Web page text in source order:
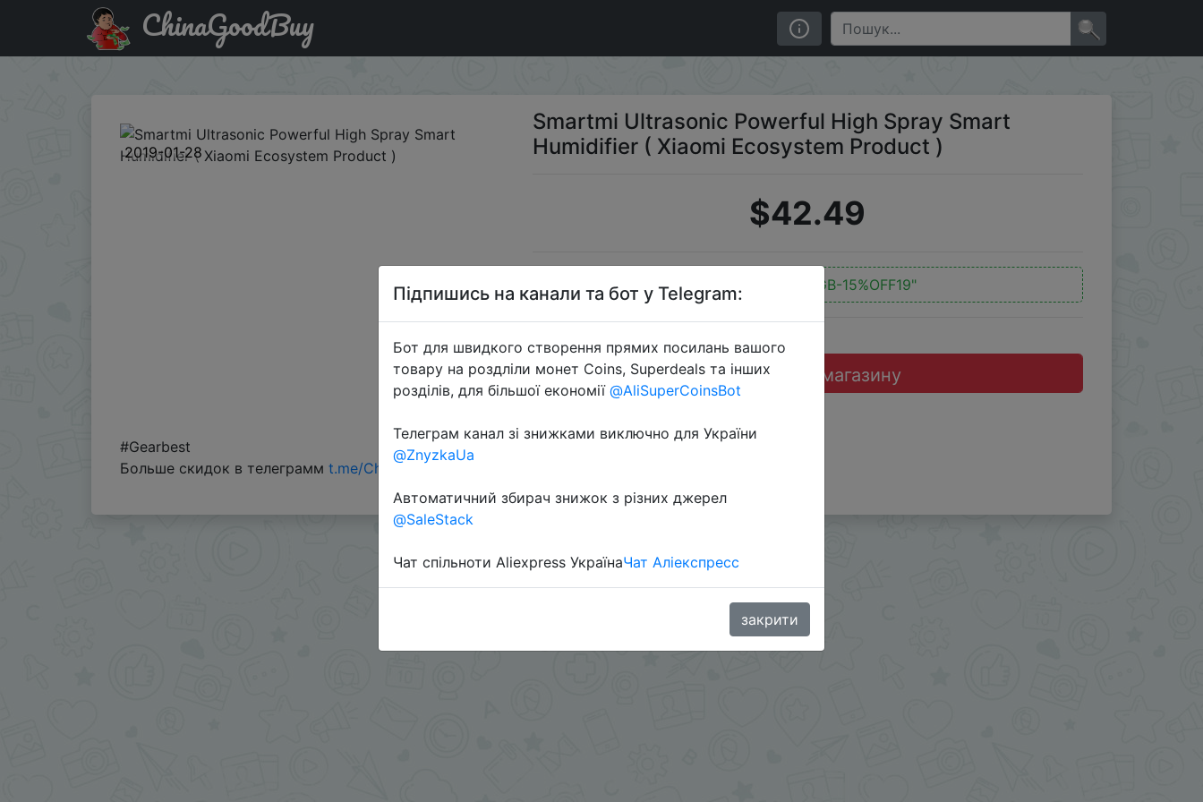
Код на знижку GB-15%OFF19 Smartmi Ultrasonic Powerful High Spray Smart Humidifier ( Xiaomi Ecosystem Product )
ChinaGoodBuy
2019-01-28
Smartmi Ultrasonic Powerful High Spray Smart
Humidifier ( Xiaomi Ecosystem Product )
$42.49
"GB-15%OFF19"
Перейти до магазину
#Gearbest
Больше скидок в телеграмм t.me/ChinaGoodBuy
Підпишись на канали та бот у Telegram:
Бот для швидкого створення прямих посилань вашого
товару на роздліли монет Coins, Superdeals та інших
розділів, для більшої економії @AliSuperCoinsBot
Телеграм канал зі знижками виключно для України
@ZnyzkaUa
Автоматичний збирач знижок з різних джерел
@SaleStack
Чат спільноти Aliexpress УкраїнаЧат Аліекспресс
закрити